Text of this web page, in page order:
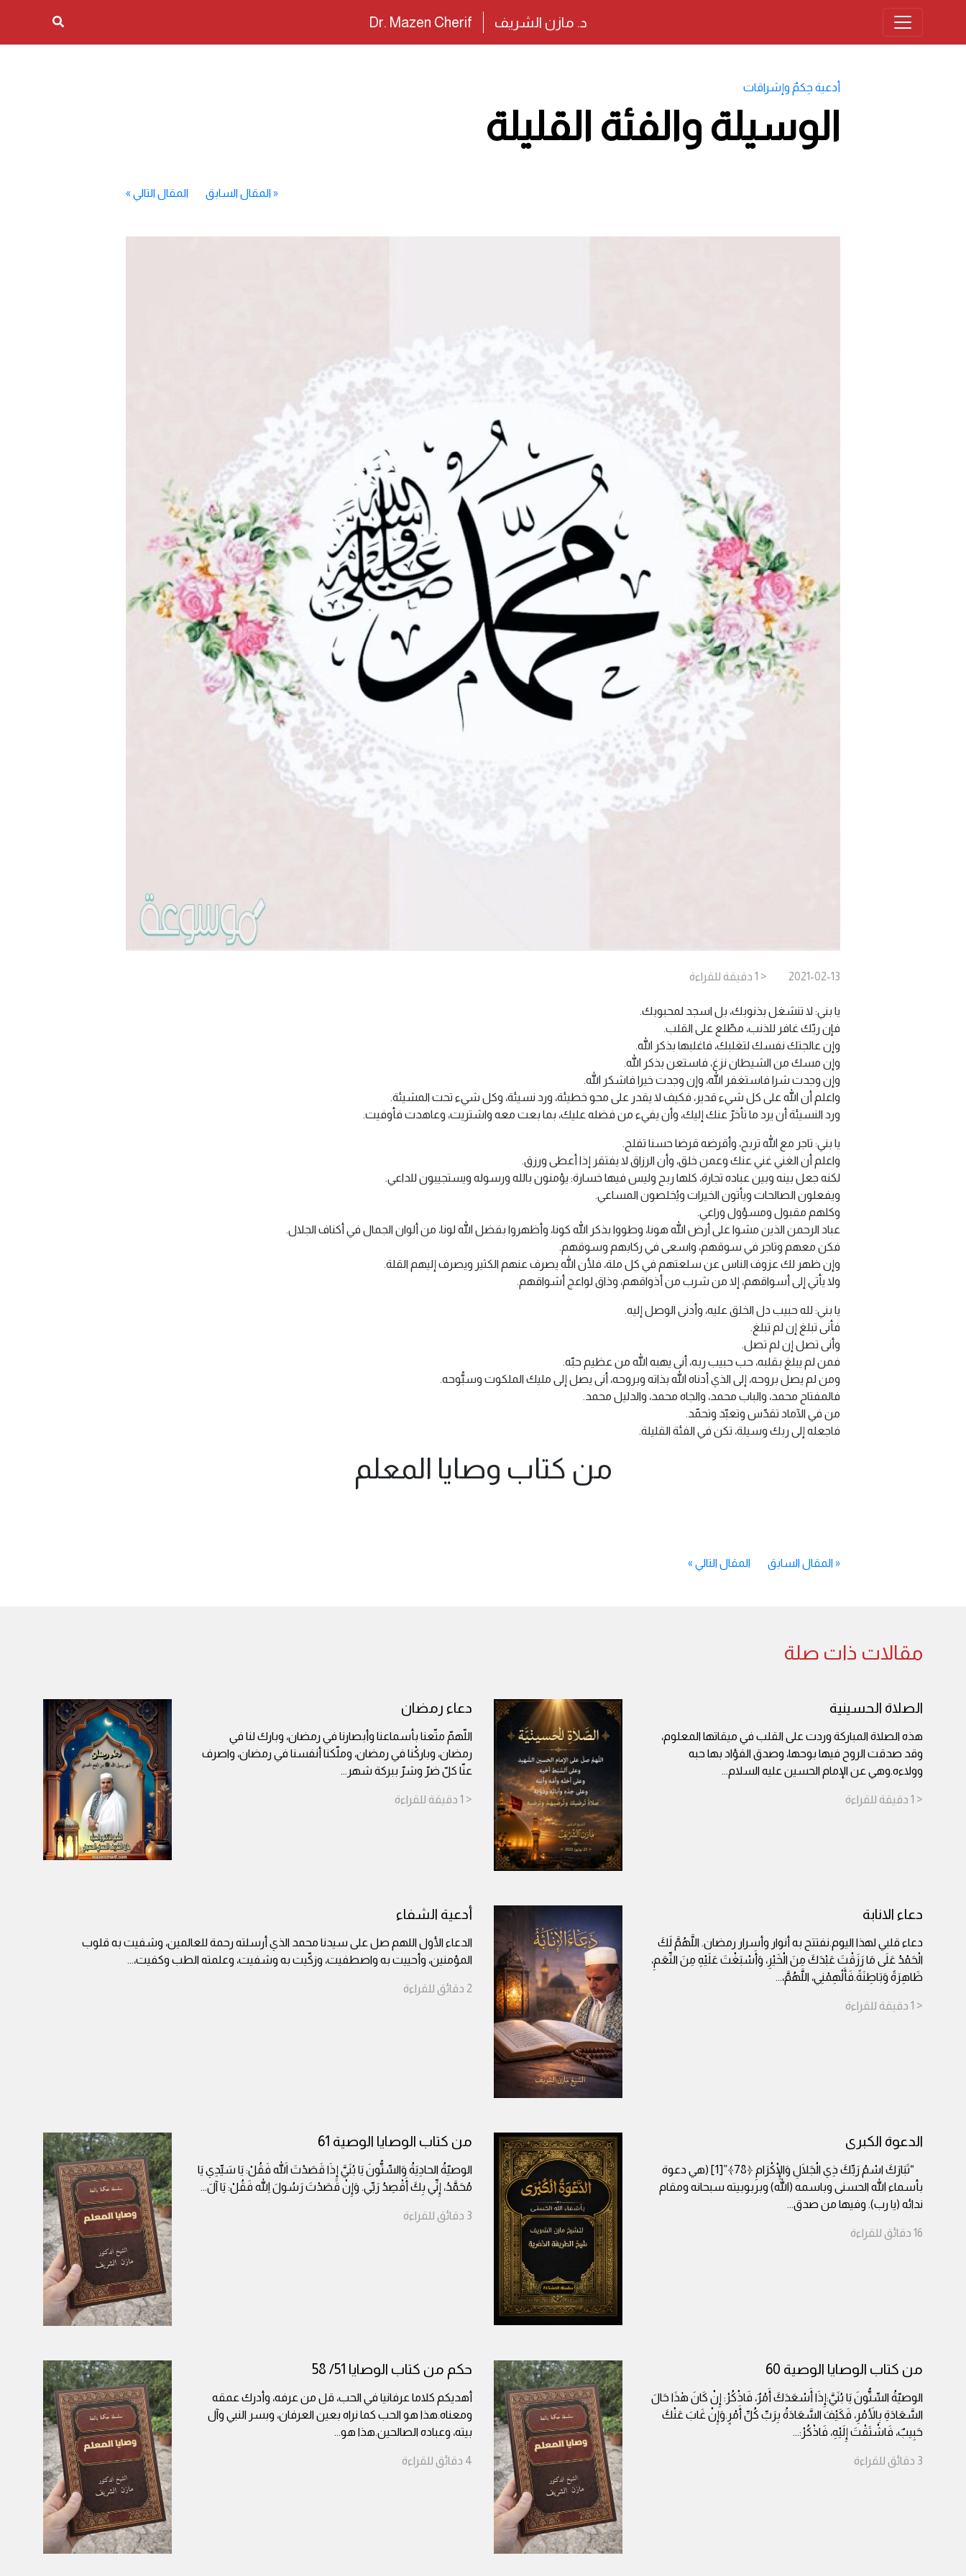
د. مازن الشريف Dr. Mazen Cherif
أدعية حِكمٌ وإشراقات
الوسيلة والفئة القليلة
«المقال السابق المقال التالي »
2021-02-13
< 1 دقيقة للقراءة
يا بني: لا تنشغل بذنوبك، بل اسجد لمحبوبك.
فإن ربّك غافر للذنب، مطّلع على القلب.
وإن عالجتك نفسك لتغلبك، فاغلبها بذكر الله.
وإن مسك من الشيطان نزغ، فاستعن بذكر الله.
وإن وجدت شرا فاستغفر الله، وإن وجدت خيرا فاشكر الله.
واعلم أن الله على كل شيء قدير، فكيف لا يقدر على محو خطيئة، ورد نسيئة، وكل شيء تحت المشيئة.
ورد النسيئة أن يرد ما تأخرّ عنك إليك، وأن يفيء من فضله عليك، بما بعت معه واشتريت، وعاهدت فأوفيت.
يا بني: تاجر مع الله تربح، وأقرضه قرضا حسنا تفلح.
واعلم أن الغني غني عنك وعمن خلق، وأن الرزاق لا يفتقر إذا أعطى ورزق.
لكنه جعل بينه وبين عباده تجارة، كلها ربح وليس فيها خسارة: يؤمنون بالله ورسوله ويستجيبون للداعي.
ويفعلون الصالحات ويأتون الخيرات ويُخلصون المساعي.
وكلهم مقبول ومسؤول وراعي.
عباد الرحمن الذين مشوا على أرض الله هونا، وطووا بذكر الله كونا، وأظهروا بفضل الله لونا، من ألوان الجمال في أكناف الجلال.
فكن معهم وتاجر في سوقهم، واسعى في ركابهم وسوقهم.
وإن ظهر لك عزوف الناس عن سلعتهم في كل ملة، فلأن الله يصرف عنهم الكثير ويصرف إليهم القلة.
ولا يأتي إلى أسواقهم، إلا من شرب من أذواقهم، وذاق لواعج أشواقهم.
يا بني: لله حبيب دل الخلق عليه، وأدنى الوصل إليه.
فأنى تبلغ إن لم تبلغ.
وأنى تصل إن لم تصل.
فمن لم يبلغ بقلبه، حب حبيب ربه، أنى يهبه الله من عظيم حبّه.
ومن لم يصل بروحه، إلى الذي أدناه الله بذاته وبروحه، أنى يصل إلى مليك الملكوت وسبُّوحه.
فالمفتاح محمد، والباب محمد، والجاه محمد، والدليل محمد.
من في الآماد تقدّس وتعبّد وتحمّد.
فاجعله إلى ربك وسيلة، تكن في الفئة القليلة.
من كتاب وصايا المعلم
«المقال السابق المقال التالي »
مقالات ذات صلة
الصلاة الحسينية
هذه الصلاة المباركة وردت على القلب في ميقاتها المعلوم،
وقد صدقت الروح فيها بوحها، وصدق الفؤاد بها حبه
وولاءه.وهي عن الإمام الحسين عليه السلام...
< 1 دقيقة للقراءة
دعاء رمضان
اللّهمّ متّعنا بأسماعنا وأبصارنا في رمضان، وبارك لنا في
رمضان، وباركْنا في رمضان، وملّكنا أنفسنا في رمضان، واصرف
عنّا كلّ ضرّ وشرّ ببركة شهر ...
< 1 دقيقة للقراءة
دعاء الانابة
دعاء قلبي لهذا اليوم.نفتتح به أنوار وأسرار رمضان. اللَّهُمَّ لَكَ
الْحَمْدُ عَلَى مَا رَزَقْتَ عَبْدَكَ مِنَ الْخَيْرِ، وَأَسْبَغْتَ عَلَيْهِ مِنَ النِّعَمِ،
ظَاهِرَةً وَبَاطِنَةً.فَأَلْهِمْنِي، اللَّهُمَّ،...
< 1 دقيقة للقراءة
أدعية الشفاء
الدعاء الأول اللهم صل على سيدنا محمد الذي أرسلته رحمة للعالمين، وشفيت به قلوب
المؤمنين، وأحييت به واصطفيت، وزكّيت به وشفيت، وعلمته الطب وكفيت،...
2 دقائق للقراءة
الدعوة الكبرى
“تَبَارَكَ اسْمُ رَبِّكَ ذِي الْجَلَالِ وَالْإِكْرَامِ ﴿78﴾”[1] (هي دعوة
بأسماء الله الحسنى وباسمه (الله) وبربوبيته سبحانه ومقام
ندائه (يا رب). وفيها من صدق...
16 دقائق للقراءة
من كتاب الوصايا الوصية 61
الوصيّةُ الحادِيَةُ وَالسِّتُّونَ يَا بُنَيَّ إِذَا قَصَدْتَ اللهَ فَقُلْ: يَا سَيِّدِي يَا
مُحَمَّدُ، إِنِّي بِكَ أَقْصِدُ رَبِّي. وَإِنْ قَصَدْتَ رَسُولَ اللهِ فَقُلْ: يَا آلَ...
3 دقائق للقراءة
من كتاب الوصايا الوصية 60
الوصيّةُ السِّتُّونَ يَا بُنَيَّ:إِذَا أَسْعَدَكَ أَمْرٌ، فَاذْكُرْ: إِنْ كَانَ هٰذَا حَالَ
السَّعَادَةِ بِالأَمْرِ، فَكَيْفَ السَّعَادَةُ بِرَبِّ كُلِّ أَمْرٍ.وَإِنْ غَابَ عَنْكَ
حَبِيبٌ، فَاشْتَقْتَ إِلَيْهِ، فَاذْكُرْ:...
3 دقائق للقراءة
حكم من كتاب الوصايا 51/ 58
أهديكم كلاما عرفانيا في الحب، قل من عرفه، وأدرك عمقه
ومعناه.هذا هو الحب كما نراه بعين العرفان، وبسر النبي وآل
بيته، وعباده الصالحين.هذا هو...
4 دقائق للقراءة